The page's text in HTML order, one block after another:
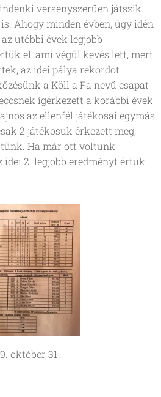
versenyszerűen játszik
Ahogy minden évben, úgy idén
utóbbi évek legjobb
el, ami végül kevés lett, mert
az idei pálya rekordot
a Köll a Fa nevű csapat
ígérkezett a korábbi évek
az ellenfél játékosai egymás
2 játékosuk érkezett meg,
Ha már ott voltunk
2. legjobb eredményt értük
október 31.